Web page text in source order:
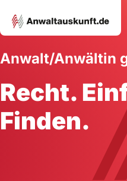
Anwalt/Anwältin
Recht.
Finden.